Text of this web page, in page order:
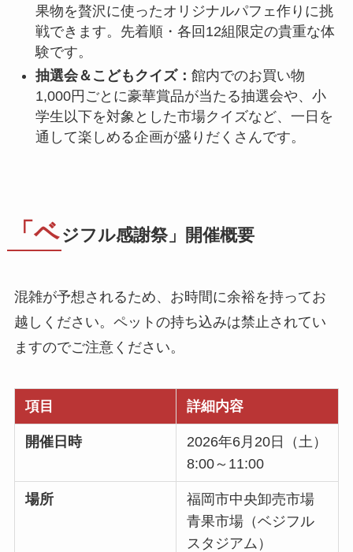
果物を贅沢に使ったオリジナルパフェ作りに挑
戦できます。先着順・各回12組限定の貴重な体
験です。
抽選会＆こどもクイズ： 館内でのお買い物
1,000円ごとに豪華賞品が当たる抽選会や、小
学生以下を対象とした市場クイズなど、一日を
通して楽しめる企画が盛りだくさんです。
「ベジフル感謝祭」開催概要
混雑が予想されるため、お時間に余裕を持ってお
越しください。ペットの持ち込みは禁止されてい
ますのでご注意ください。
項目 詳細内容
開催日時
2026年6月20日（土）
8:00～11:00
場所
福岡市中央卸売市場
青果市場（ベジフル
スタジアム）